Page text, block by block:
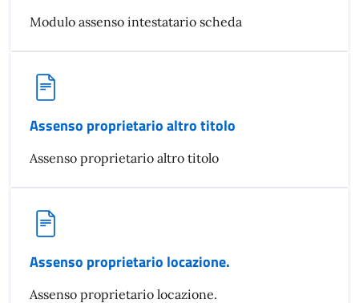
Modulo assenso intestatario scheda
Assenso proprietario altro titolo
Assenso proprietario altro titolo
Assenso proprietario locazione.
Assenso proprietario locazione.